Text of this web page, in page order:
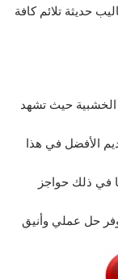
حديثة تلائم كافة
الخشبية حيث تشهد
الأفضل في هذا
في ذلك حواجز
حل عملي وأنيق